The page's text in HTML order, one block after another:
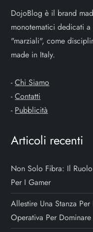
DojoBlog è il brand
monotematici dedicati
"marziali", come
made in Italy.
-Chi Siamo
-Contatti
- Pubblicità
Articoli recenti
Non Solo Fibra: Il
Per I Gamer
Allestire Una Stanza
Operativa Per